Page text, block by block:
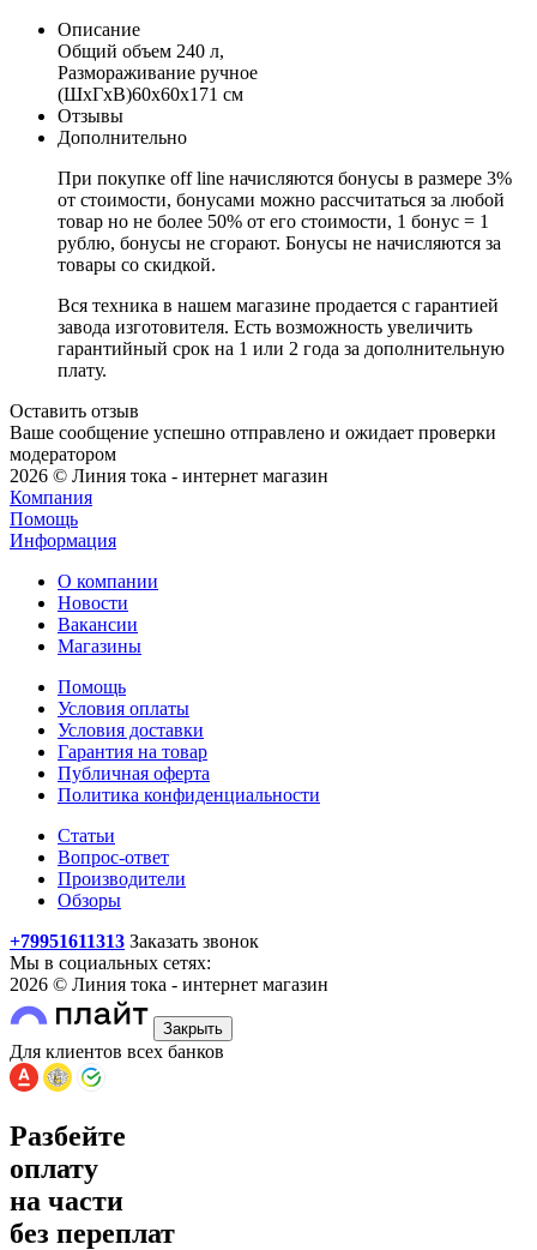
Описание
Общий объем 240 л,
Размораживание ручное
(ШxГxВ)60x60x171 см
Отзывы
Дополнительно
При покупке off line начисляются бонусы в размере 3%
от стоимости, бонусами можно рассчитаться за любой
товар но не более 50% от его стоимости, 1 бонус = 1
рублю, бонусы не сгорают. Бонусы не начисляются за
товары со скидкой.
Вся техника в нашем магазине продается с гарантией
завода изготовителя. Есть возможность увеличить
гарантийный срок на 1 или 2 года за дополнительную
плату.
Оставить отзыв
Ваше сообщение успешно отправлено и ожидает проверки
модератором
2026 © Линия тока - интернет магазин
Компания
Помощь
Информация
О компании
Новости
Вакансии
Магазины
Помощь
Условия оплаты
Условия доставки
Гарантия на товар
Публичная оферта
Политика конфиденциальности
Статьи
Вопрос-ответ
Производители
Обзоры
+79951611313 Заказать звонок
Мы в социальных сетях:
2026 © Линия тока - интернет магазин
Закрыть
Для клиентов всех банков
Разбейте
оплату
на части
без переплат